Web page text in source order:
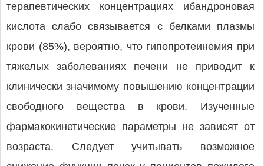
терапевтических концентрациях ибандроновая
кислота слабо связывается с белками плазмы
крови (85%), вероятно, что гипопротеинемия при
тяжелых заболеваниях печени не приводит к
клинически значимому повышению концентрации
свободного вещества в крови. Изученные
фармакокинетические параметры не зависят от
возраста. Следует учитывать возможное